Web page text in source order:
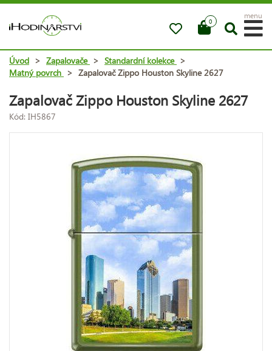
0
menu
Úvod > Zapalovače > Standardní kolekce >
Matný povrch > Zapalovač Zippo Houston Skyline 2627
Zapalovač Zippo Houston Skyline 2627
Kód: IH5867